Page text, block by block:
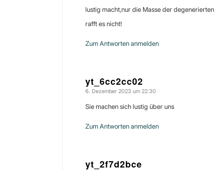
lustig macht,nur die Masse der degenerierten
rafft es nicht!
Zum Antworten anmelden
yt_6cc2cc02
sagte:
6. Dezember 2023 um 22:30
Sie machen sich lustig über uns
Zum Antworten anmelden
yt_2f7d2bce